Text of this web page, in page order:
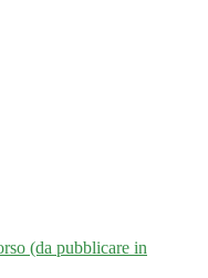
(da pubblicare in